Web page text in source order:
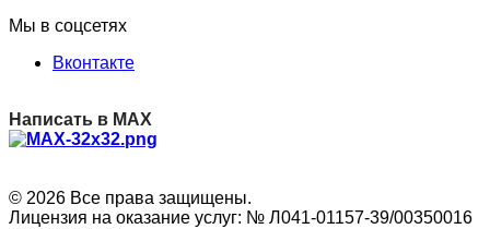
Мы в соцсетях
Вконтакте
Написать в MAX
© 2026 Все права защищены.
Лицензия на оказание услуг: № Л041-01157-39/00350016